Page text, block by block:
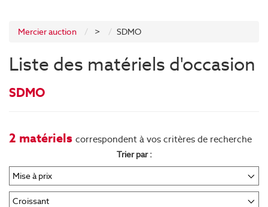
Mercier auction > SDMO
Liste des matériels d'occasion
SDMO
2 matériels correspondent à vos critères de recherche
Trier par :